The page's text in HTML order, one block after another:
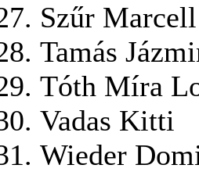
Szűr
Tamás
Tóth Míra
Vadas Kitti
Wieder